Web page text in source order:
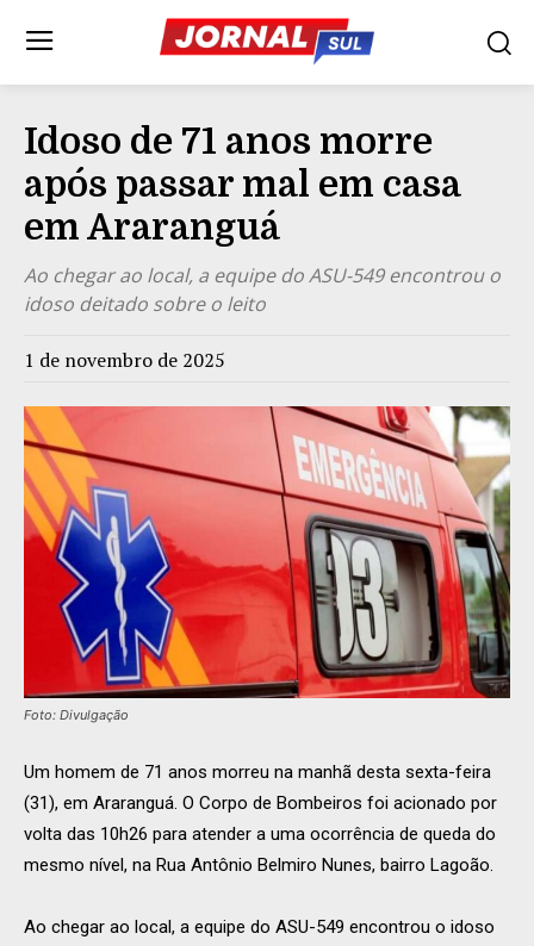
Idoso de 71 anos morre
após passar mal em casa
em Araranguá
Ao chegar ao local, a equipe do ASU-549 encontrou o
idoso deitado sobre o leito
1 de novembro de 2025
Foto: Divulgação
Um homem de 71 anos morreu na manhã desta sexta-feira
(31), em Araranguá. O Corpo de Bombeiros foi acionado por
volta das 10h26 para atender a uma ocorrência de queda do
mesmo nível, na Rua Antônio Belmiro Nunes, bairro Lagoão.
Ao chegar ao local, a equipe do ASU-549 encontrou o idoso